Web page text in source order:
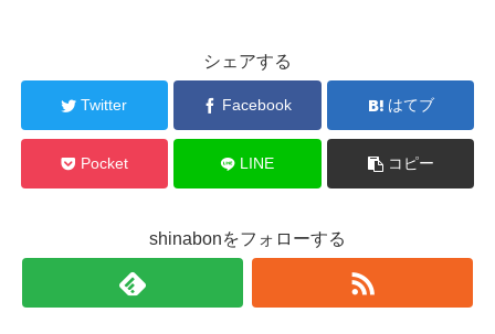
シェアする
Twitter Facebook はてブ
Pocket LINE コピー
shinabonをフォローする